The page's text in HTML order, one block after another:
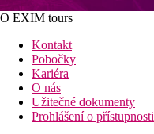
O EXIM tours
Kontakt
Pobočky
Kariéra
O nás
Užitečné dokumenty
Prohlášení o přístupnosti